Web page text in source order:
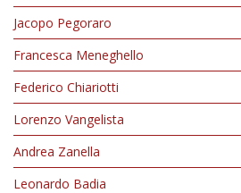
Jacopo Pegoraro
Francesca Meneghello
Federico Chiariotti
Lorenzo Vangelista
Andrea Zanella
Leonardo Badia